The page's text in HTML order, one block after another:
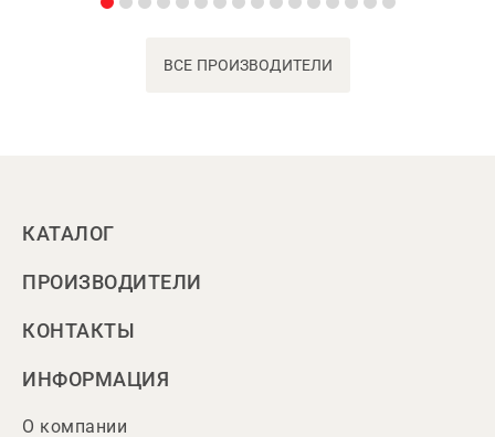
ВСЕ ПРОИЗВОДИТЕЛИ
КАТАЛОГ
ПРОИЗВОДИТЕЛИ
КОНТАКТЫ
ИНФОРМАЦИЯ
О компании